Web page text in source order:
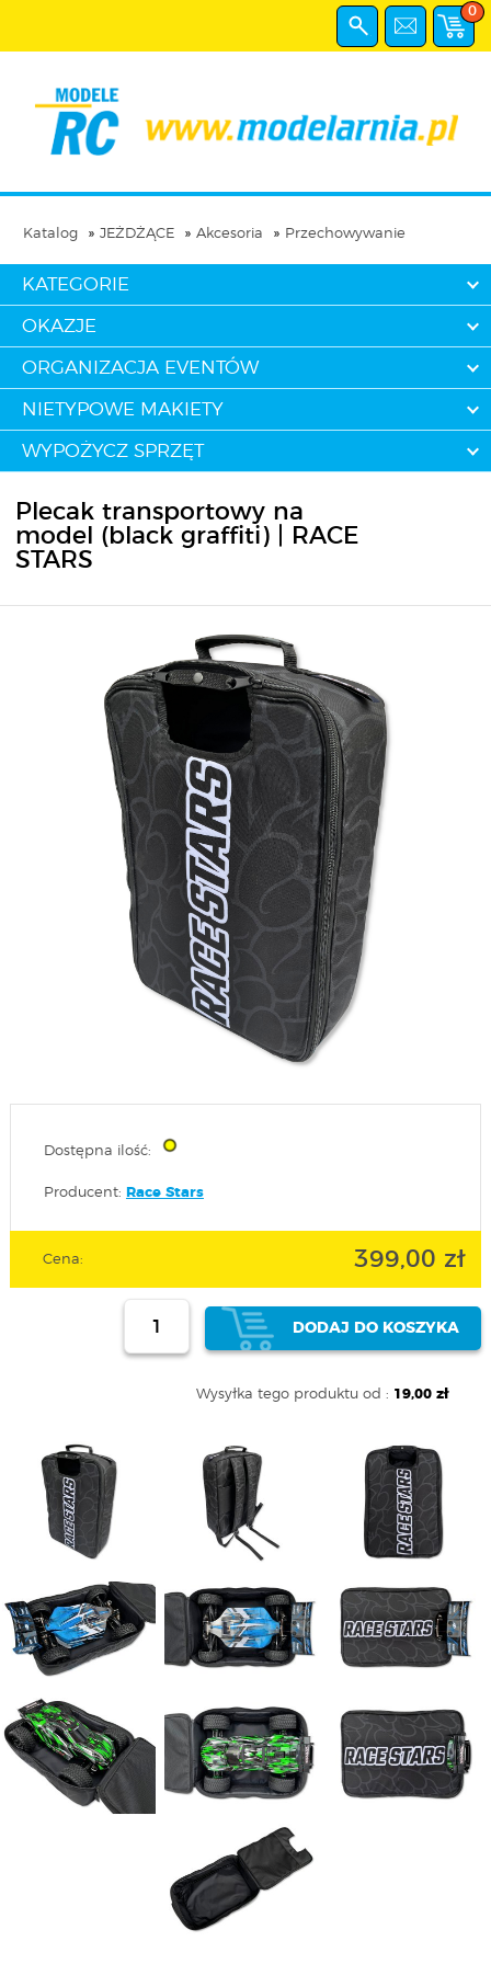
0
Katalog JEŻDŻĄCE Akcesoria Przechowywanie
KATEGORIE
OKAZJE
ORGANIZACJA EVENTÓW
NIETYPOWE MAKIETY
WYPOŻYCZ SPRZĘT
Plecak transportowy na
model (black graffiti) | RACE
STARS
Dostępna ilość:
Producent: Race Stars
Cena: 399,00 zł
DODAJ DO KOSZYKA
Wysyłka tego produktu od : 19,00 zł